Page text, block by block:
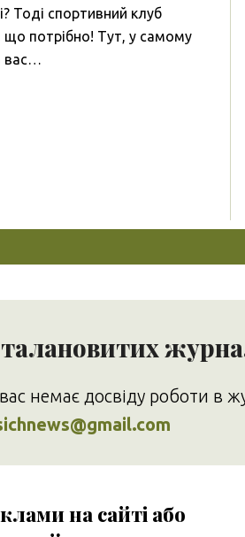
Тоді спортивний клуб
що потрібно! Тут, у самому
вас…
немає досвіду роботи в
на сайті або